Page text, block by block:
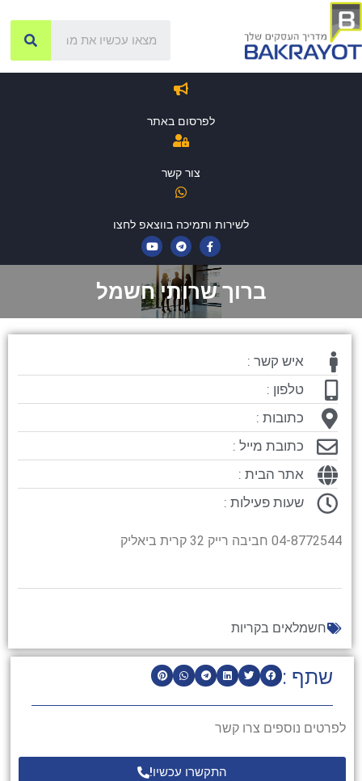
לפרסום באתר
צור קשר
לשירות ותמיכה בווצאפ לחצו
ברוך שרותי חשמל
שתף :
לפרטים נוספים צרו קשר
התקשרו עכשיו!
איש קשר :
טלפון :
כתובות :
כתובת מייל :
אתר הבית :
שעות פעילות :
04-8772544 חביבה רייק 32 קרית ביאליק
חשמלאים בקריות